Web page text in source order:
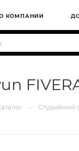
КОМПАНИИ
— Студийный